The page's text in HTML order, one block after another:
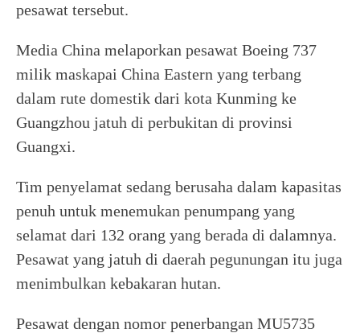
pesawat tersebut.
Media China melaporkan pesawat Boeing 737
milik maskapai China Eastern yang terbang
dalam rute domestik dari kota Kunming ke
Guangzhou jatuh di perbukitan di provinsi
Guangxi.
Tim penyelamat sedang berusaha dalam kapasitas
penuh untuk menemukan penumpang yang
selamat dari 132 orang yang berada di dalamnya.
Pesawat yang jatuh di daerah pegunungan itu juga
menimbulkan kebakaran hutan.
Pesawat dengan nomor penerbangan MU5735